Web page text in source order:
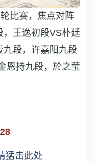
比赛，焦点对阵
，王逸初段VS朴廷
九段，许嘉阳九段
恩持九段，於之莹
28
猛击此处